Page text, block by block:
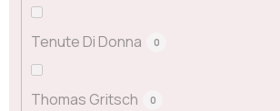
Tenute Di Donna 0
Thomas Gritsch 0